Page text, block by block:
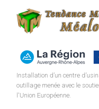
Installation d’un centre
outillage menée avec le
l'Union Européenne.